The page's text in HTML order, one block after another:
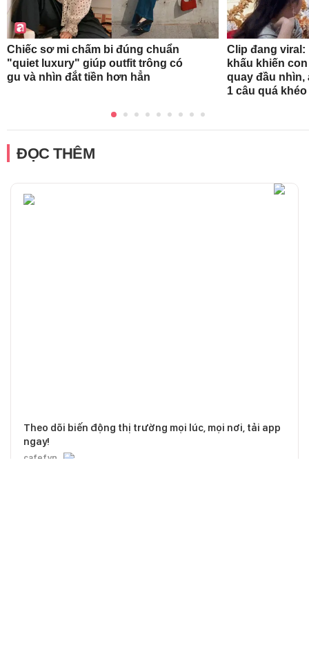
Chiếc sơ mi chấm bi đúng chuẩn
"quiet luxury" giúp outfit trông có
gu và nhìn đắt tiền hơn hẳn
Clip đang viral:
khấu khiến
quay đầu
1 câu quá khéo
ĐỌC THÊM
Theo dõi biến động thị trường mọi lúc, mọi nơi, tải app
ngay!
cafef.vn